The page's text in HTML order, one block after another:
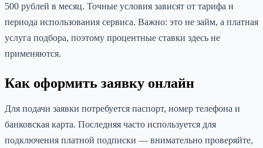
500 рублей в месяц. Точные условия зависят от тарифа и
периода использования сервиса. Важно: это не займ, а платная
услуга подбора, поэтому процентные ставки здесь не
применяются.
Как оформить заявку онлайн
Для подачи заявки потребуется паспорт, номер телефона и
банковская карта. Последняя часто используется для
подключения платной подписки — внимательно проверяйте,